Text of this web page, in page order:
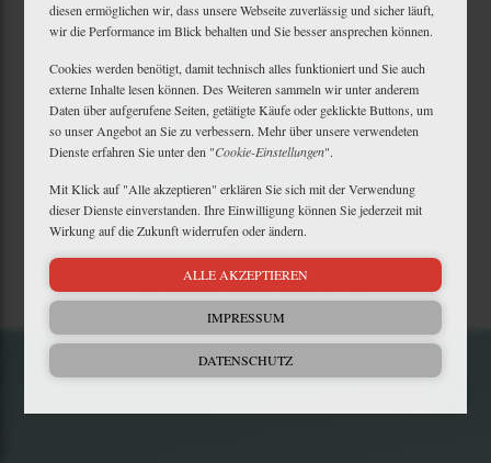
diesen ermöglichen wir, dass unsere Webseite zuverlässig und sicher läuft,
wir die Performance im Blick behalten und Sie besser ansprechen können.
Cookies werden benötigt, damit technisch alles funktioniert und Sie auch
externe Inhalte lesen können. Des Weiteren sammeln wir unter anderem
Daten über aufgerufene Seiten, getätigte Käufe oder geklickte Buttons, um
so unser Angebot an Sie zu verbessern. Mehr über unsere verwendeten
Dienste erfahren Sie unter den "Cookie-Einstellungen".
Mit Klick auf "Alle akzeptieren" erklären Sie sich mit der Verwendung
dieser Dienste einverstanden. Ihre Einwilligung können Sie jederzeit mit
Wirkung auf die Zukunft widerrufen oder ändern.
ALLE AKZEPTIEREN
IMPRESSUM
DATENSCHUTZ
Motorstraße 38 • D-70499 Stuttgart
+49 711 806082-53
+49 711 806082-70
© 2026 Matthaes Medien GmbH & Co.KG
Newsletter
Barrierefreiheit
Impressum
Datenschutz
AGB